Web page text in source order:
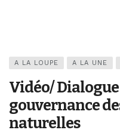
A LA LOUPE A LA UNE
Vidéo/
gouvernance
naturelles